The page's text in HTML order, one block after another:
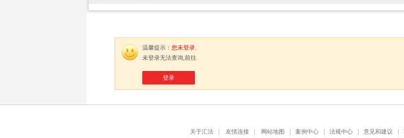
温馨提示： 您未登录.
未登录无法查询,前往
登录
关于汇法 友情连接 网站地图 案例中心 法规中心 意见和建议